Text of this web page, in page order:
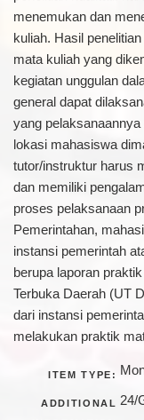
menemukan dan
kuliah. Hasil
mata kuliah yang
kegiatan unggulan
general dapat
yang
lokasi mahasiswa
tutor/instruktur harus
dan memiliki
proses pelaksanaan
Pemerintahan,
instansi pemerintah
berupa laporan
Terbuka Daerah (UT
dari instansi
melakukan praktik
ITEM TYPE:
ADDITIONAL 24/